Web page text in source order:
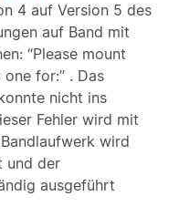
4 auf Version 5 des
auf Band mit
“Please mount
one for:” . Das
nicht ins
Fehler wird mit
wird
und der
ausgeführt